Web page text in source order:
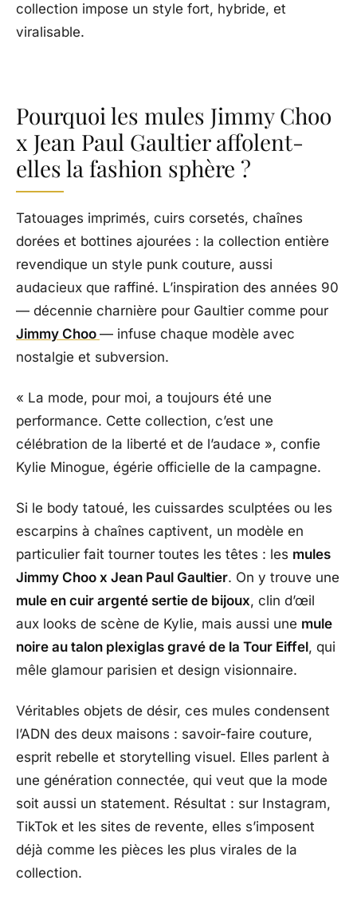
collection impose un style fort, hybride, et
viralisable.
Pourquoi les mules Jimmy Choo
x Jean Paul Gaultier affolent-
elles la fashion sphère ?
Tatouages imprimés, cuirs corsetés, chaînes
dorées et bottines ajourées : la collection entière
revendique un style punk couture, aussi
audacieux que raffiné. L’inspiration des années 90
— décennie charnière pour Gaultier comme pour
Jimmy Choo — infuse chaque modèle avec
nostalgie et subversion.
« La mode, pour moi, a toujours été une
performance. Cette collection, c’est une
célébration de la liberté et de l’audace », confie
Kylie Minogue, égérie officielle de la campagne.
Si le body tatoué, les cuissardes sculptées ou les
escarpins à chaînes captivent, un modèle en
particulier fait tourner toutes les têtes : les mules
Jimmy Choo x Jean Paul Gaultier. On y trouve une
mule en cuir argenté sertie de bijoux, clin d’œil
aux looks de scène de Kylie, mais aussi une mule
noire au talon plexiglas gravé de la Tour Eiffel, qui
mêle glamour parisien et design visionnaire.
Véritables objets de désir, ces mules condensent
l’ADN des deux maisons : savoir-faire couture,
esprit rebelle et storytelling visuel. Elles parlent à
une génération connectée, qui veut que la mode
soit aussi un statement. Résultat : sur Instagram,
TikTok et les sites de revente, elles s’imposent
déjà comme les pièces les plus virales de la
collection.